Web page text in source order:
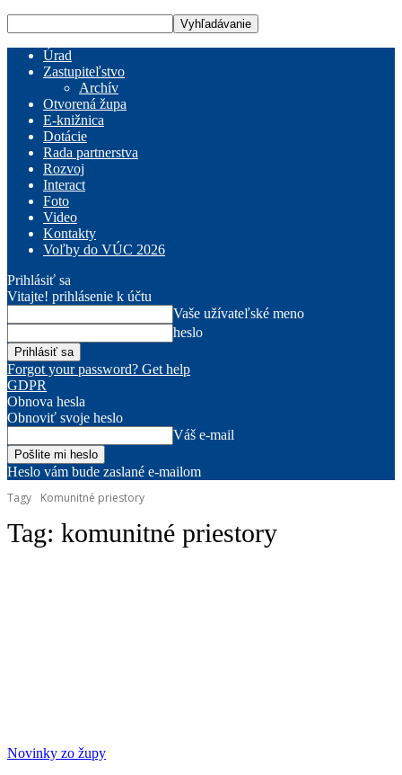
Úrad
Zastupiteľstvo
Archív
Otvorená župa
E-knižnica
Dotácie
Rada partnerstva
Rozvoj
Interact
Foto
Video
Kontakty
Voľby do VÚC 2026
Prihlásiť sa
Vitajte! prihlásenie k účtu
Vaše užívateľské meno
heslo
Forgot your password? Get help
GDPR
Obnova hesla
Obnoviť svoje heslo
Váš e-mail
Heslo vám bude zaslané e-mailom
Tagy
Komunitné priestory
Tag: komunitné priestory
Novinky zo župy